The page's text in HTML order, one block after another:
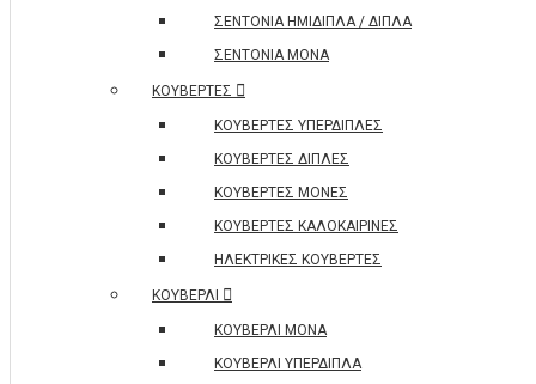
ΣΕΝΤΟΝΙΑ ΗΜΙΔΙΠΛΑ / ΔΙΠΛΑ
ΣΕΝΤΟΝΙΑ ΜΟΝΑ
ΚΟΥΒΕΡΤΕΣ
ΚΟΥΒΕΡΤΕΣ ΥΠΕΡΔΙΠΛΕΣ
ΚΟΥΒΕΡΤΕΣ ΔΙΠΛΕΣ
ΚΟΥΒΕΡΤΕΣ ΜΟΝΕΣ
ΚΟΥΒΕΡΤΕΣ ΚΑΛΟΚΑΙΡΙΝΕΣ
ΗΛΕΚΤΡΙΚΕΣ ΚΟΥΒΕΡΤΕΣ
ΚΟΥΒΕΡΛΙ
ΚΟΥΒΕΡΛΙ ΜΟΝΑ
ΚΟΥΒΕΡΛΙ ΥΠΕΡΔΙΠΛΑ